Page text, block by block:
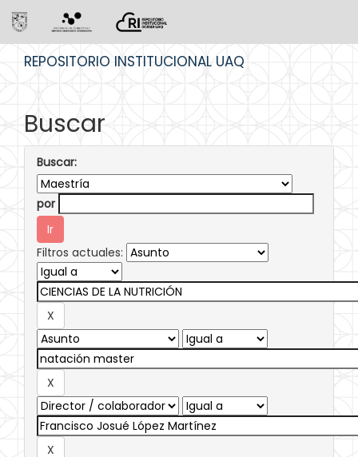
REPOSITORIO INSTITUCIONAL UAQ
Buscar
Buscar:
por
Filtros actuales: